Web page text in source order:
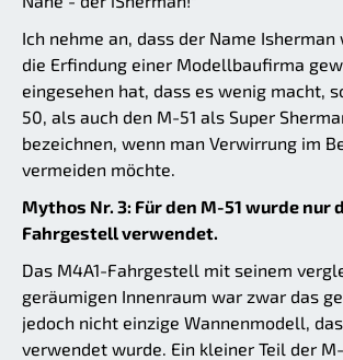
Ich nehme an, dass der Name
die Erfindung einer Modellbaufirma
eingesehen hat, dass es wenig macht,
50, als auch den M-51 als Super
bezeichnen, wenn man Verwirrung im
vermeiden möchte.
Mythos Nr. 3: Für den M-51 wurde nur
Fahrgestell verwendet.
Das M4A1-Fahrgestell mit seinem
geräumigen Innenraum war zwar das
jedoch nicht einzige Wannenmodell,
verwendet wurde. Ein kleiner Teil der